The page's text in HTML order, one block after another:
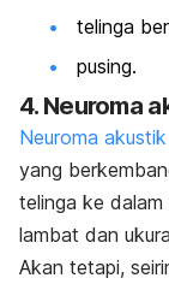
telinga
pusing.
4. Neuroma
Neuroma akustik
yang
telinga ke
lambat dan
Akan tetapi,